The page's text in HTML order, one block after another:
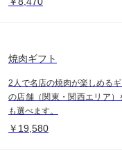
焼肉ギフト
2人で名店の焼肉が楽しめる
の店舗（関東・関西エリア
も選べます。
￥19,580